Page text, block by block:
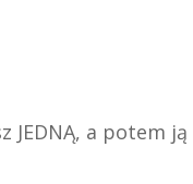
JEDNĄ, a potem ją